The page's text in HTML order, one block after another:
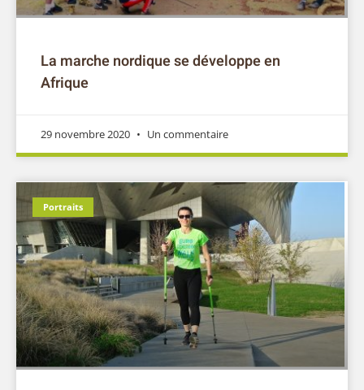
La marche nordique se développe en
Afrique
29 novembre 2020 Un commentaire
Portraits